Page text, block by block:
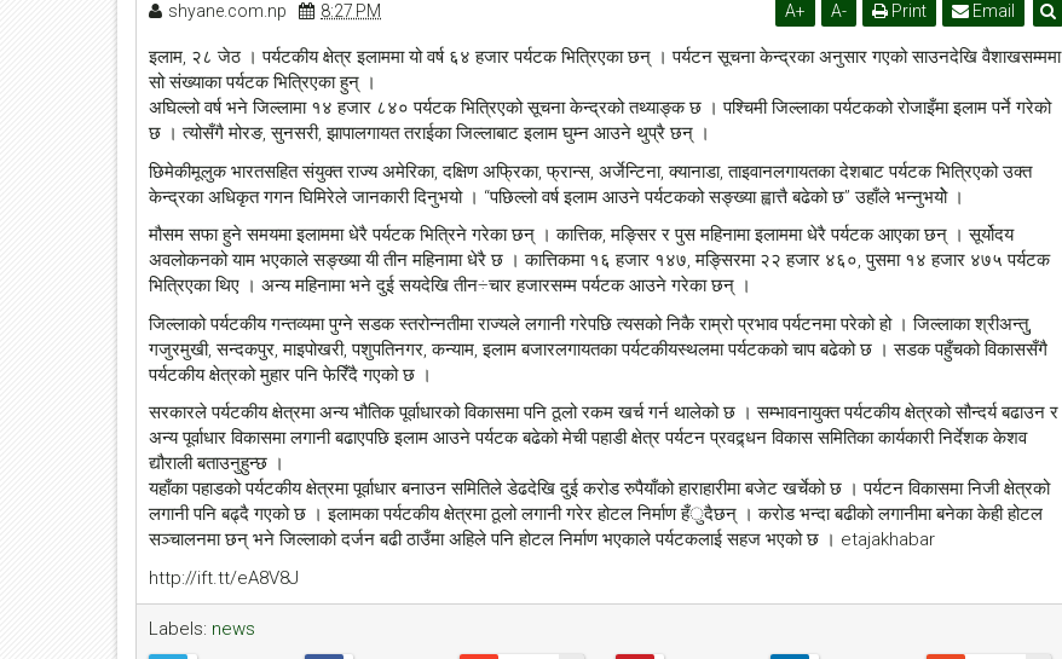
shyane.com.np 8:27 PM A+ A- Print Email
इलाम, २८ जेठ । पर्यटकीय क्षेत्र इलाममा यो वर्ष ६४ हजार पर्यटक भित्रिएका छन् । पर्यटन सूचना केन्द्रका अनुसार गएको साउनदेखि वैशाखसम्ममा
सो संख्याका पर्यटक भित्रिएका हुन् ।
अघिल्लो वर्ष भने जिल्लामा १४ हजार ८४० पर्यटक भित्रिएको सूचना केन्द्रको तथ्याङ्क छ । पश्चिमी जिल्लाका पर्यटकको रोजाइँमा इलाम पर्ने गरेको
छ । त्योसँगै मोरङ, सुनसरी, झापालगायत तराईका जिल्लाबाट इलाम घुम्न आउने थुप्रै छन् ।
छिमेकीमूलुक भारतसहित संयुक्त राज्य अमेरिका, दक्षिण अफ्रिका, फ्रान्स, अर्जेन्टिना, क्यानाडा, ताइवानलगायतका देशबाट पर्यटक भित्रिएको उक्त
केन्द्रका अधिकृत गगन घिमिरेले जानकारी दिनुभयो । ‘‘पछिल्लो वर्ष इलाम आउने पर्यटकको सङ्ख्या ह्वात्तै बढेको छ’’ उहाँले भन्नुभयोे ।
मौसम सफा हुने समयमा इलाममा धेरै पर्यटक भित्रिने गरेका छन् । कात्तिक, मङ्सिर र पुस महिनामा इलाममा धेरै पर्यटक आएका छन् । सूर्योदय
अवलोकनको याम भएकाले सङ्ख्या यी तीन महिनामा धेरै छ । कात्तिकमा १६ हजार १४७, मङ्सिरमा २२ हजार ४६०, पुसमा १४ हजार ४७५ पर्यटक
भित्रिएका थिए । अन्य महिनामा भने दुई सयदेखि तीन÷चार हजारसम्म पर्यटक आउने गरेका छन् ।
जिल्लाको पर्यटकीय गन्तव्यमा पुग्ने सडक स्तरोन्नतीमा राज्यले लगानी गरेपछि त्यसको निकै राम्रो प्रभाव पर्यटनमा परेको हो । जिल्लाका श्रीअन्तु,
गजुरमुखी, सन्दकपुर, माइपोखरी, पशुपतिनगर, कन्याम, इलाम बजारलगायतका पर्यटकीयस्थलमा पर्यटकको चाप बढेको छ । सडक पहुँचको विकाससँगै
पर्यटकीय क्षेत्रको मुहार पनि फेरिँदै गएको छ ।
सरकारले पर्यटकीय क्षेत्रमा अन्य भौतिक पूर्वाधारको विकासमा पनि ठूलो रकम खर्च गर्न थालेको छ । सम्भावनायुक्त पर्यटकीय क्षेत्रको सौन्दर्य बढाउन र
अन्य पूर्वाधार विकासमा लगानी बढाएपछि इलाम आउने पर्यटक बढेको मेची पहाडी क्षेत्र पर्यटन प्रवद्र्धन विकास समितिका कार्यकारी निर्देशक केशव
द्यौराली बताउनुहुन्छ ।
यहाँका पहाडको पर्यटकीय क्षेत्रमा पूर्वाधार बनाउन समितिले डेढदेखि दुई करोड रुपैयाँको हाराहारीमा बजेट खर्चेको छ । पर्यटन विकासमा निजी क्षेत्रको
लगानी पनि बढ्दै गएको छ । इलामका पर्यटकीय क्षेत्रमा ठूलो लगानी गरेर होटल निर्माण हँुदैछन् । करोड भन्दा बढीको लगानीमा बनेका केही होटल
सञ्चालनमा छन् भने जिल्लाको दर्जन बढी ठाउँमा अहिले पनि होटल निर्माण भएकाले पर्यटकलाई सहज भएको छ । etajakhabar
http://ift.tt/eA8V8J
Labels: news